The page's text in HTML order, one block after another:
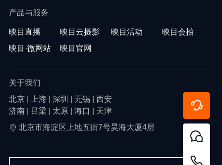
产品与服务
映目直播 映目云摄影 映目活动
映目会拍
映目·微网站
映目官网
关于我们
北京 | 上海 | 深圳 | 无锡 | 西安
济南 | 吕梁 | 太原 | 海口 | 天津
北京市海淀区上地五街7号昊海大厦4层